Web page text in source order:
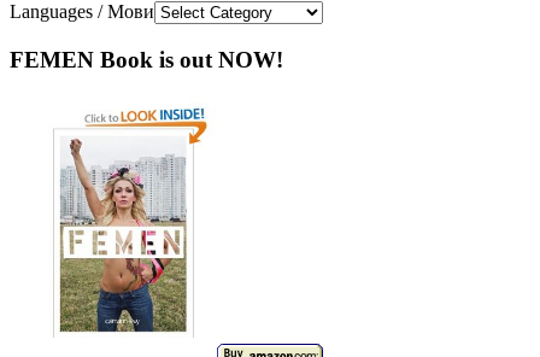
Languages / Мови
FEMEN Book is out NOW!